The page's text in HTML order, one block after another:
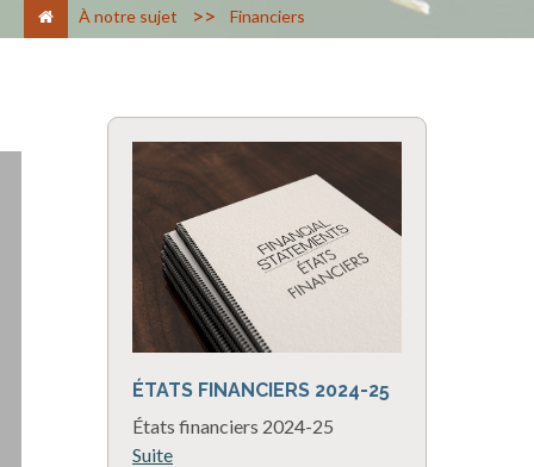
À notre sujet > Financiers
ÉTATS FINANCIERS 2024-25
États financiers 2024-25
Suite